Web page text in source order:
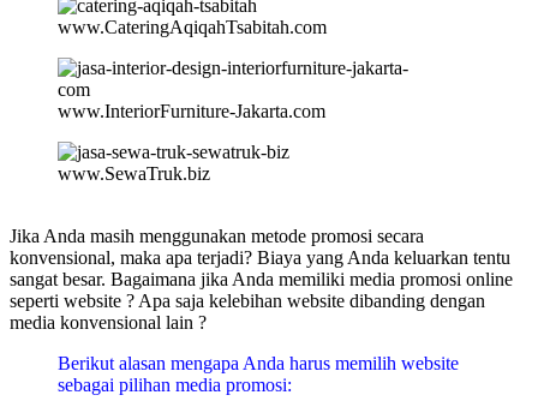
www.CateringAqiqahTsabitah.com
www.InteriorFurniture-Jakarta.com
www.SewaTruk.biz
Jika Anda masih menggunakan metode promosi secara
konvensional, maka apa terjadi? Biaya yang Anda keluarkan tentu
sangat besar. Bagaimana jika Anda memiliki media promosi online
seperti website ? Apa saja kelebihan website dibanding dengan
media konvensional lain ?
Berikut alasan mengapa Anda harus memilih website
sebagai pilihan media promosi: